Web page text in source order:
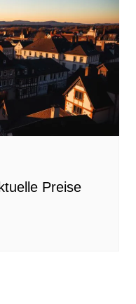
Preise